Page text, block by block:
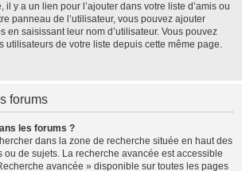
il y a un lien pour l’ajouter dans votre liste d’amis ou
panneau de l’utilisateur, vous pouvez ajouter
en saisissant leur nom d’utilisateur. Vous pouvez
utilisateurs de votre liste depuis cette même page.
forums
les forums ?
dans la zone de recherche située en haut des
ou de sujets. La recherche avancée est accessible
avancée » disponible sur toutes les pages